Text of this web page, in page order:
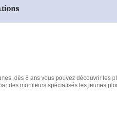
dès 8 ans vous pouvez découvrir les
des moniteurs spécialisés les jeunes